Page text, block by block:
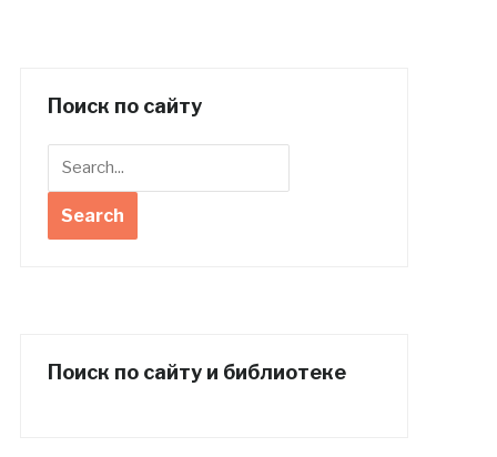
Поиск по сайту
Поиск по сайту и библиотеке